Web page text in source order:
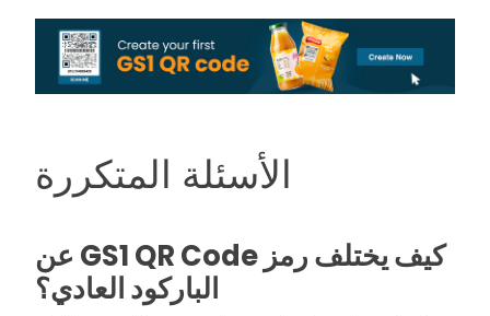
الأسئلة المتكررة
كيف يختلف رمز GS1 QR Code عن
الباركود العادي؟